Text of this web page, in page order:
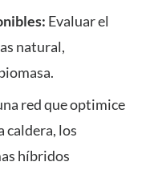
Evaluar el
natural,
red que optimice
caldera, los
híbridos